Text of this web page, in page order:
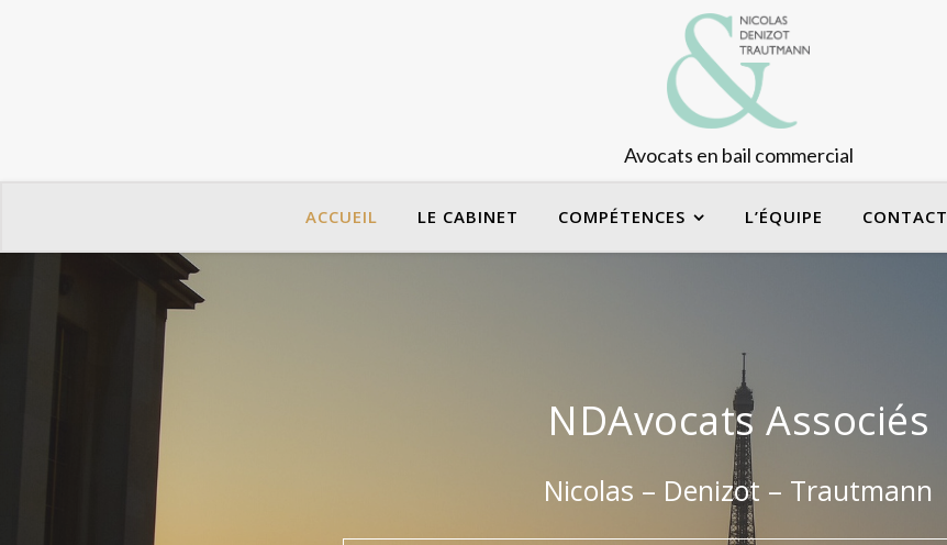
Avocats en bail commercial
ACCUEIL LE CABINET COMPÉTENCES L’ÉQUIPE CONTACT
NDAvocats Associés
Nicolas – Denizot – Trautmann